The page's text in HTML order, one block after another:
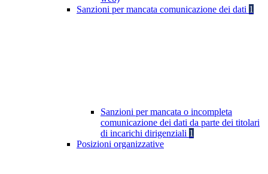
Sanzioni per mancata comunicazione dei dati 1
Sanzioni per mancata o incompleta
comunicazione dei dati da parte dei titolari
di incarichi dirigenziali 1
Posizioni organizzative